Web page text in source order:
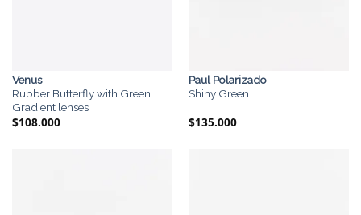
Venus
Rubber Butterfly with Green
Gradient lenses
$108.000
Paul Polarizado
Shiny Green
$135.000